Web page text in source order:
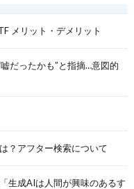
メリット・デメリット
だったかも”と指摘…意図的
？アフター検索について
生成AIは人間が興味のあるす